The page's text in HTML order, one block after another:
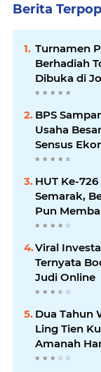
Berita
Turnamen
Berhadiah
Dibuka di
Jatim
Komunikasi
Memajukan
BPS
Usaha
Sensus
Kebijakan
HUT Ke-
Semarak,
Pun
Viral
Ternyata
Judi Online
Dua Tahun
Ling Tien
Amanah
Laksanakan!